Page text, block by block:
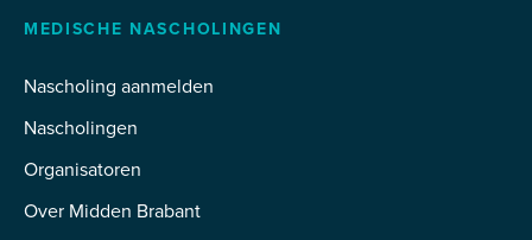
MEDISCHE NASCHOLINGEN
Nascholing aanmelden
Nascholingen
Organisatoren
Over Midden Brabant